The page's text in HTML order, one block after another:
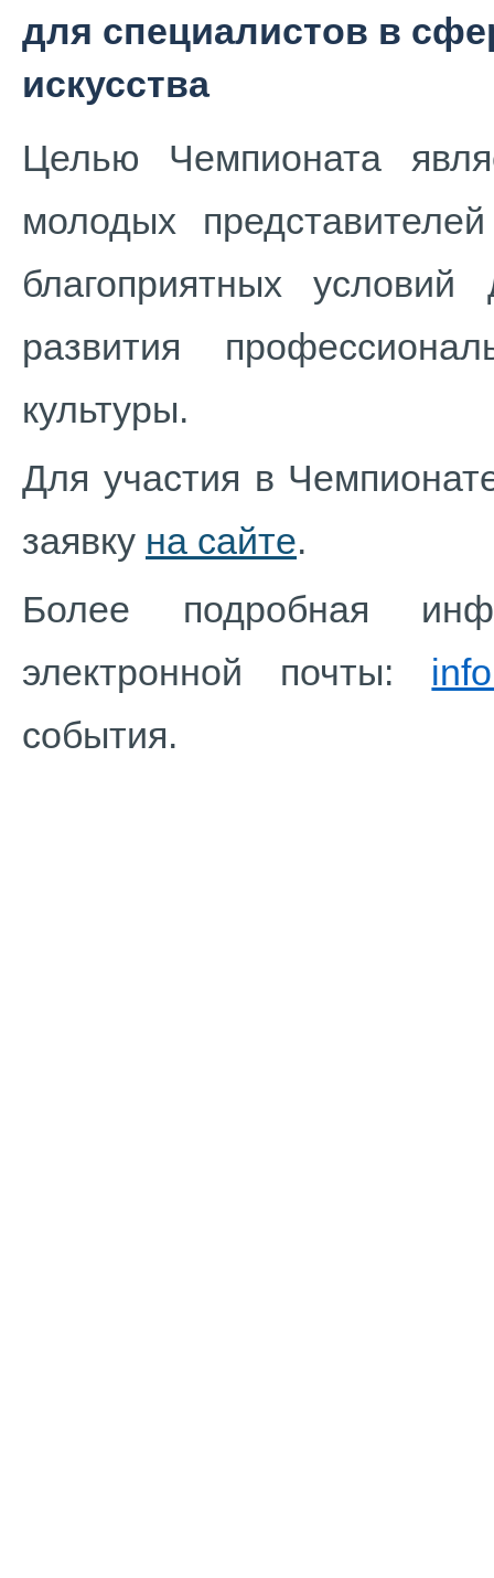
для специалистов в
искусства
Целью Чемпионата
молодых
благоприятных
развития
культуры.
Для участия в
заявку на сайте.
Более подробная
электронной почты:
события.